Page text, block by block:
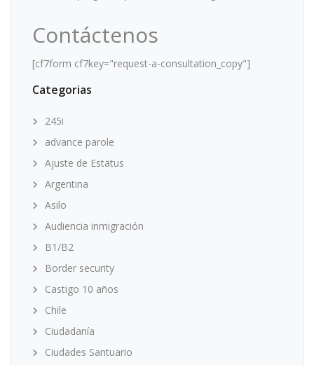
Contáctenos
[cf7form cf7key="request-a-consultation_copy"]
Categorias
245i
advance parole
Ajuste de Estatus
Argentina
Asilo
Audiencia inmigración
B1/B2
Border security
Castigo 10 años
Chile
Ciudadanía
Ciudades Santuario